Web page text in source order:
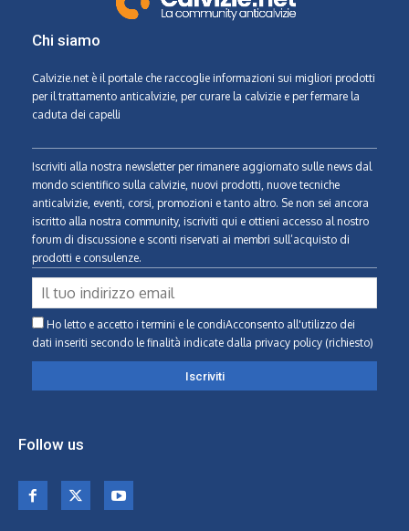
Chi siamo
Calvizie.net è il portale che raccoglie informazioni sui migliori prodotti
per il trattamento anticalvizie, per curare la calvizie e per fermare la
caduta dei capelli
Iscriviti alla nostra newsletter per rimanere aggiornato sulle news dal
mondo scientifico sulla calvizie, nuovi prodotti, nuove tecniche
anticalvizie, eventi, corsi, promozioni e tanto altro. Se non sei ancora
iscritto alla nostra community, iscriviti qui e ottieni accesso al nostro
forum di discussione e sconti riservati ai membri sull’acquisto di
prodotti e consulenze.
Ho letto e accetto i termini e le condiAcconsento all'utilizzo dei
dati inseriti secondo le finalità indicate dalla privacy policy (richiesto)
Follow us